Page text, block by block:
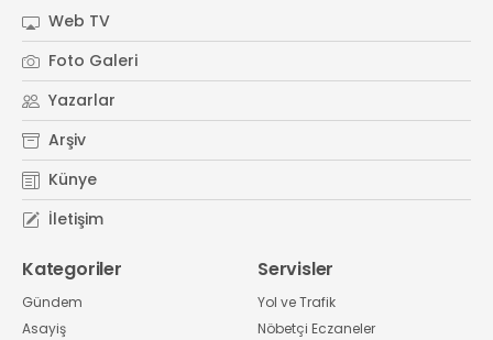
Web TV
Foto Galeri
Yazarlar
Arşiv
Künye
İletişim
Kategoriler
Gündem
Asayiş
Servisler
Yol ve Trafik
Nöbetçi Eczaneler